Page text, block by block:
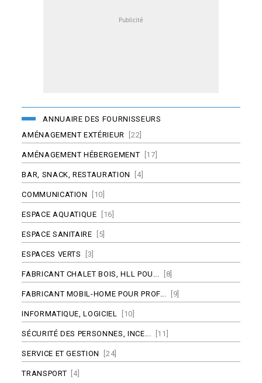
ANNUAIRE DES FOURNISSEURS
AMÉNAGEMENT EXTÉRIEUR
[22]
AMÉNAGEMENT HÉBERGEMENT [17]
BAR, SNACK, RESTAURATION [4]
COMMUNICATION [10]
ESPACE AQUATIQUE [16]
ESPACE SANITAIRE [5]
ESPACES VERTS [3]
FABRICANT CHALET BOIS, HLL POU... [8]
FABRICANT MOBIL-HOME POUR PROF... [9]
INFORMATIQUE, LOGICIEL [10]
SÉCURITÉ DES PERSONNES, INCE... [11]
SERVICE ET GESTION [24]
TRANSPORT [4]